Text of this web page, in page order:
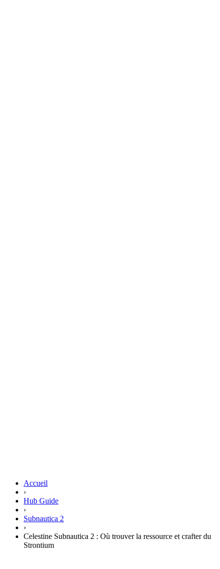
Accueil
›
Hub Guide
›
Subnautica 2
›
Celestine Subnautica 2 : Où trouver la ressource et crafter du
Strontium